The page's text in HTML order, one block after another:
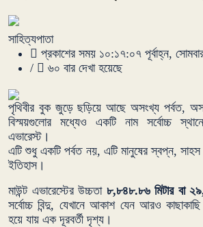
সাহিত্যপাতা
প্রকাশের সময় ১০:১৭:০৭ পূর্বাহ্ন,
/
৬০ বার দেখা হয়েছে
পৃথিবীর বুক জুড়ে ছড়িয়ে আছে অসংখ্য পর্বত,
বিস্ময়গুলোর মধ্যেও একটি নাম সর্বোচ্চ
এভারেস্ট।
এটি শুধু একটি পর্বত নয়, এটি মানুষের স্বপ্ন,
ইতিহাস।
মাউন্ট এভারেস্টের উচ্চতা ৮,৮৪৮.৮৬ মিটার বা
সর্বোচ্চ বিন্দু, যেখানে আকাশ যেন আরও
হয়ে যায় এক দূরবর্তী দৃশ্য।